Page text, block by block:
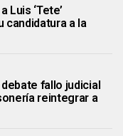
Luis ‘Tete’
candidatura a la
fallo judicial
reintegrar a